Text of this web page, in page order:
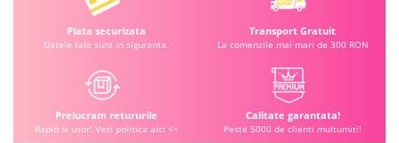
Plata securizata
Datele tale sunt in siguranta.
Transport Gratuit
La comenzile mai mari de 300 RON
Prelucram retururile
Rapid si usor! Vezi politica aici <<
Calitate garantata!
Peste 5000 de clienti multumiti!